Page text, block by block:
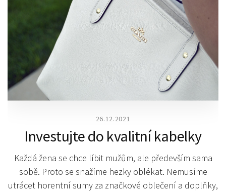
26.12.2021
Investujte do kvalitní kabelky
Každá žena se chce líbit mužům, ale především sama
sobě. Proto se snažíme hezky oblékat. Nemusíme
utrácet horentní sumy za značkové oblečení a doplňky,